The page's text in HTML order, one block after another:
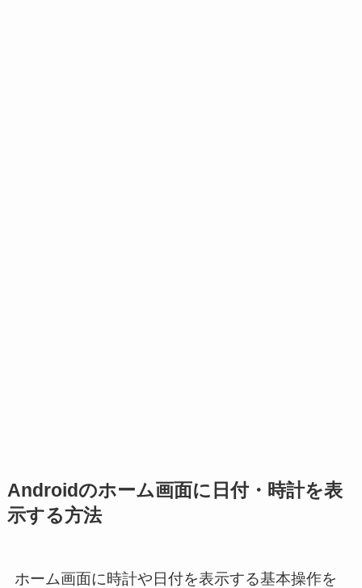
Androidのホーム画面に日付・時計を表
示する方法
ホーム画面に時計や日付を表示する基本操作を